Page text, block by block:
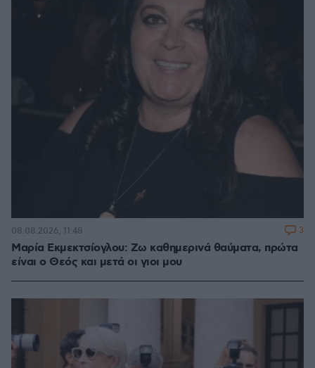
Μαρία Εκμεκτσίογλου: Ζω καθημερινά θαύματα, πρώτα
είναι ο Θεός και μετά οι γιοι μου
08.08.2026, 11:48 3